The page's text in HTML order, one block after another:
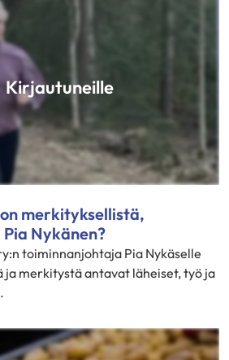
Kirjautuneille
merkityksellistä,
Nykänen?
toiminnanjohtaja Pia Nykäselle
ja merkitystä antavat läheiset, työ ja